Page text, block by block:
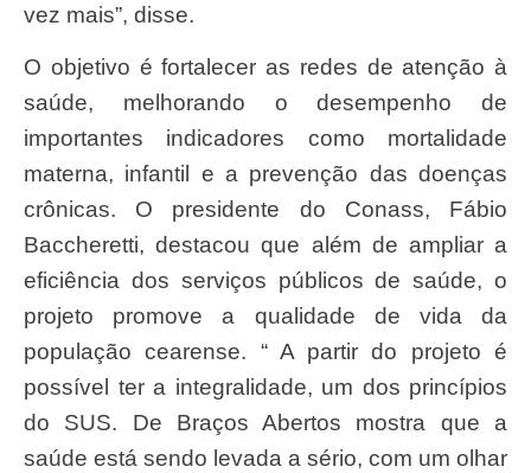
vez mais”, disse.
O objetivo é fortalecer as redes de atenção à
saúde, melhorando o desempenho de
importantes indicadores como mortalidade
materna, infantil e a prevenção das doenças
crônicas. O presidente do Conass, Fábio
Baccheretti, destacou que além de ampliar a
eficiência dos serviços públicos de saúde, o
projeto promove a qualidade de vida da
população cearense. “ A partir do projeto é
possível ter a integralidade, um dos princípios
do SUS. De Braços Abertos mostra que a
saúde está sendo levada a sério, com um olhar